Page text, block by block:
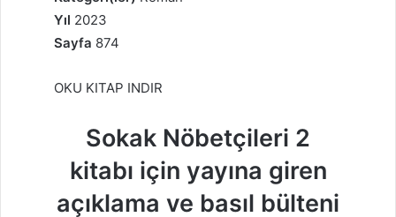
Yıl 2023
Sayfa 874
OKU KITAP INDIR
Sokak Nöbetçileri 2
kitabı için yayına giren
açıklama ve basıl bülteni